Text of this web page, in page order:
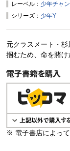
レーベル： 少年チャ
シリーズ： 少年Y
元クラスメート・
掴むため、命を賭
電子書籍で購入
※ 電子書店によっ